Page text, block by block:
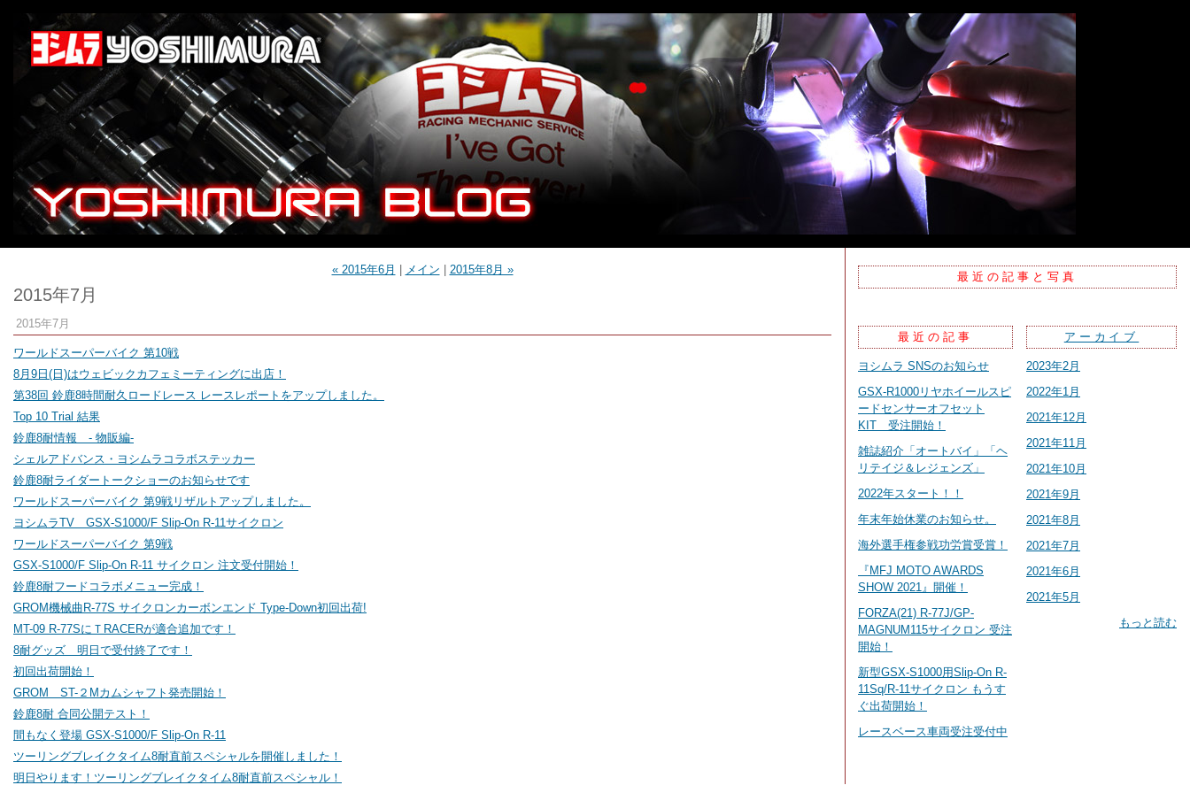
« 2015年6月 メイン 2015年8月 »
2015年7月
2015年7月
ワールドスーパーバイク 第10戦
8月9日(日)はウェビックカフェミーティングに出店！
第38回 鈴鹿8時間耐久ロードレース レースレポートをアップしました。
Top 10 Trial 結果
鈴鹿8耐情報 - 物販編-
シェルアドバンス・ヨシムラコラボステッカー
鈴鹿8耐ライダートークショーのお知らせです
ワールドスーパーバイク 第9戦リザルトアップしました。
ヨシムラTV GSX-S1000/F Slip-On R-11サイクロン
ワールドスーパーバイク 第9戦
GSX-S1000/F Slip-On R-11 サイクロン 注文受付開始！
鈴鹿8耐フードコラボメニュー完成！
GROM機械曲R-77S サイクロンカーボンエンド Type-Down初回出荷!
MT-09 R-77SにＴRACERが適合追加です！
8耐グッズ 明日で受付終了です！
初回出荷開始！
GROM ST-２Mカムシャフト発売開始！
鈴鹿8耐 合同公開テスト！
間もなく登場 GSX-S1000/F Slip-On R-11
ツーリングブレイクタイム8耐直前スペシャルを開催しました！
明日やります！ツーリングブレイクタイム8耐直前スペシャル！
最近の記事と写真
最近の記事
ヨシムラ SNSのお知らせ
GSX-R1000リヤホイールスピ
ードセンサーオフセット
KIT 受注開始！
雑誌紹介「オートバイ」「ヘ
リテイジ＆レジェンズ」
2022年スタート！！
年末年始休業のお知らせ。
海外選手権参戦功労賞受賞！
『MFJ MOTO AWARDS
SHOW 2021』開催！
FORZA(21) R-77J/GP-
MAGNUM115サイクロン 受注
開始！
新型GSX-S1000用Slip-On R-
11Sq/R-11サイクロン もうす
ぐ出荷開始！
レースベース車両受注受付中
アーカイブ
2023年2月
2022年1月
2021年12月
2021年11月
2021年10月
2021年9月
2021年8月
2021年7月
2021年6月
2021年5月
もっと読む